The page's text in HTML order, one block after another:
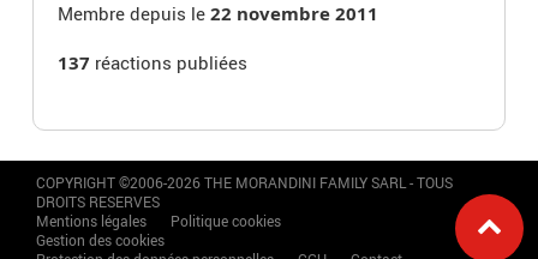
Membre depuis le22 novembre 2011
137 réactions publiées
COPYRIGHT ©2006-2026 THE MORANDINI FAMILY SARL - TOUS
DROITS RESERVES
Mentions légales
Politique cookies
Gestion des cookies